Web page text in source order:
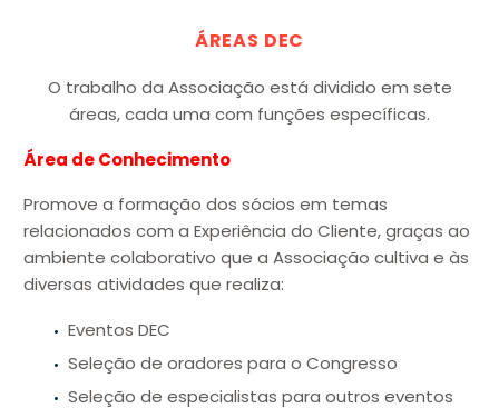
ÁREAS DEC
O trabalho da Associação está dividido em sete
áreas, cada uma com funções específicas.
Área de Conhecimento
Promove a formação dos sócios em temas
relacionados com a Experiência do Cliente, graças ao
ambiente colaborativo que a Associação cultiva e às
diversas atividades que realiza:
Eventos DEC
Seleção de oradores para o Congresso
Seleção de especialistas para outros eventos